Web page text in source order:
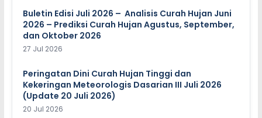
Buletin Edisi Juli 2026 – Analisis Curah Hujan Juni
2026 – Prediksi Curah Hujan Agustus, September,
dan Oktober 2026
27 Jul 2026
Peringatan Dini Curah Hujan Tinggi dan
Kekeringan Meteorologis Dasarian III Juli 2026
(Update 20 Juli 2026)
20 Jul 2026